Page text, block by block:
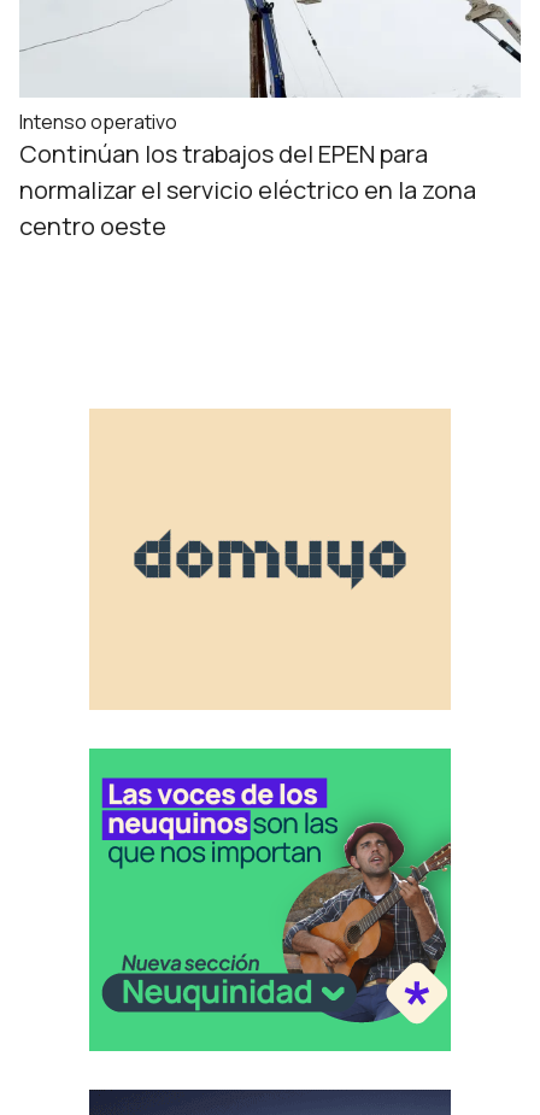
Intenso operativo
Continúan los trabajos del EPEN para
normalizar el servicio eléctrico en la zona
centro oeste